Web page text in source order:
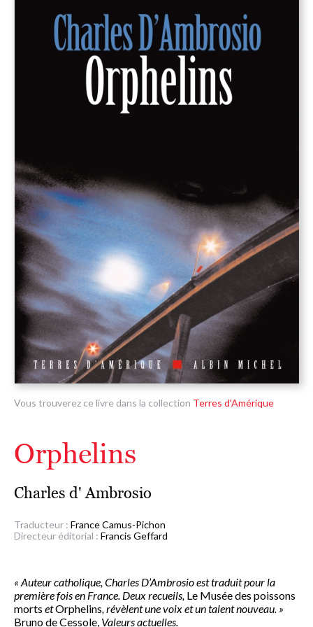
Vous trouverez ce livre dans la collection Terres d'Amérique
Orphelins
Charles d' Ambrosio
Traducteur : France Camus-Pichon
Directeur éditorial : Francis Geffard
« Auteur catholique, Charles D’Ambrosio est traduit pour la
première fois en France. Deux recueils, Le Musée des poissons
morts etOrphelins, révèlent une voix et un talent nouveau. »
Bruno de Cessole, Valeurs actuelles.